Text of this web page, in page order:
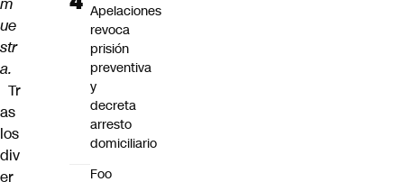
ue
str
a.
Tr
as
los
div
er
Apelaciones
revoca
prisión
preventiva
y
decreta
arresto
domiciliario
Foo